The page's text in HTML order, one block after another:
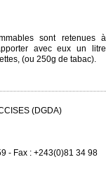
sont retenues à
avec eux un litre
(ou 250g de tabac).
(DGDA)
- Fax : +243(0)81 34 98